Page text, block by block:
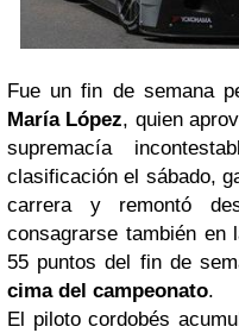
Fue un fin de semana
María López, quien
supremacía
clasificación el sábado,
carrera y remontó
consagrarse también en
55 puntos del fin de
cima del campeonato.
El piloto cordobés